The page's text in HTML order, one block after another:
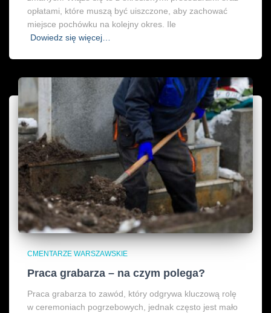
opłatami, które muszą być uiszczone, aby zachować
miejsce pochówku na kolejny okres. Ile
Dowiedz się więcej…
CMENTARZE WARSZAWSKIE
Praca grabarza – na czym polega?
Praca grabarza to zawód, który odgrywa kluczową rolę
w ceremoniach pogrzebowych, jednak często jest mało